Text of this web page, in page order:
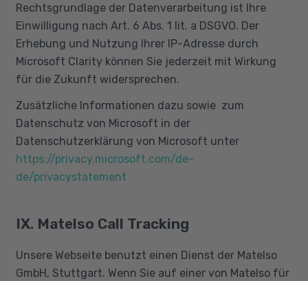
Rechtsgrundlage der Datenverarbeitung ist Ihre
Einwilligung nach Art. 6 Abs. 1 lit. a DSGVO. Der
Erhebung und Nutzung Ihrer IP-Adresse durch
Microsoft Clarity können Sie jederzeit mit Wirkung
für die Zukunft widersprechen.
Zusätzliche Informationen dazu sowie zum
Datenschutz von Microsoft in der
Datenschutzerklärung von Microsoft unter
https://privacy.microsoft.com/de-
de/privacystatement
IX. Matelso Call Tracking
Unsere Webseite benutzt einen Dienst der Matelso
GmbH, Stuttgart. Wenn Sie auf einer von Matelso für